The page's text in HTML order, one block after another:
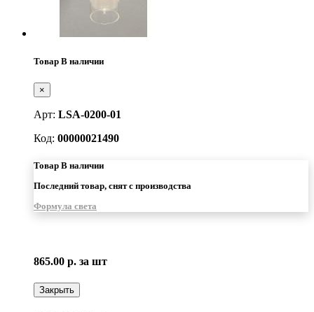
Товар В наличии
×
Арт: LSA-0200-01
Код: 00000021490
Товар В наличии
Последний товар, снят с производства
Формула света
865.00 р. за шт
Закрыть